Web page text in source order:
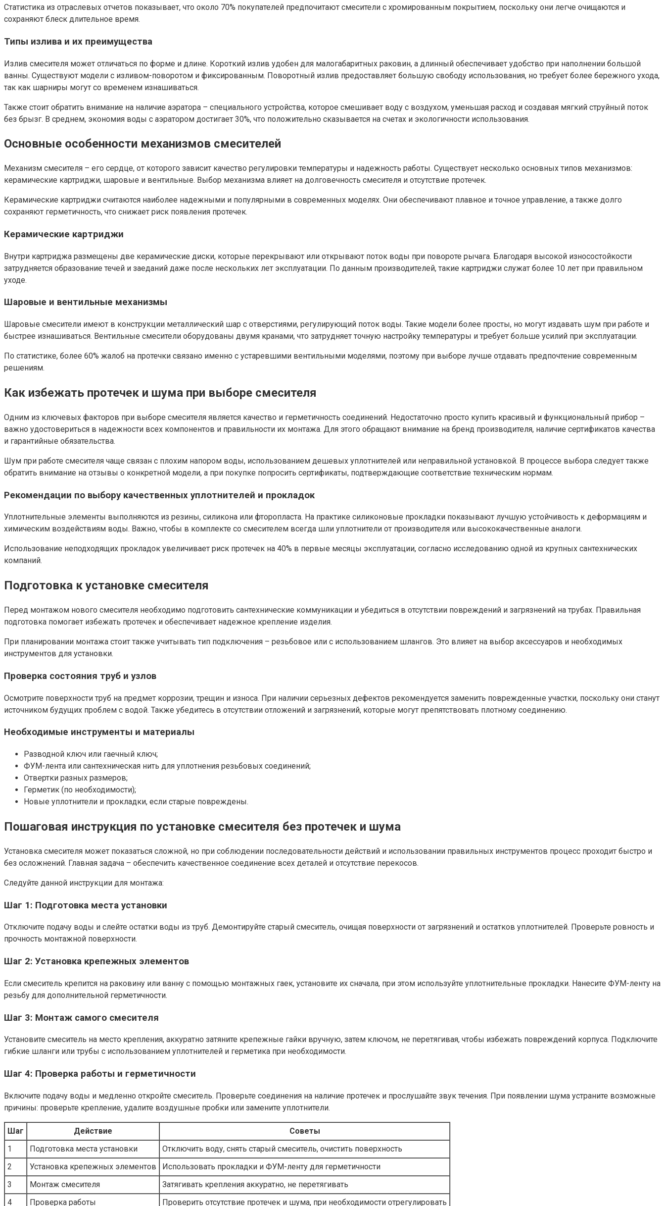
Статистика из отраслевых отчетов показывает, что около 70% покупателей предпочитают смесители с хромированным покрытием, поскольку они легче очищаются и
сохраняют блеск длительное время.
Типы излива и их преимущества
Излив смесителя может отличаться по форме и длине. Короткий излив удобен для малогабаритных раковин, а длинный обеспечивает удобство при наполнении большой
ванны. Существуют модели с изливом-поворотом и фиксированным. Поворотный излив предоставляет большую свободу использования, но требует более бережного ухода,
так как шарниры могут со временем изнашиваться.
Также стоит обратить внимание на наличие аэратора – специального устройства, которое смешивает воду с воздухом, уменьшая расход и создавая мягкий струйный поток
без брызг. В среднем, экономия воды с аэратором достигает 30%, что положительно сказывается на счетах и экологичности использования.
Основные особенности механизмов смесителей
Механизм смесителя – его сердце, от которого зависит качество регулировки температуры и надежность работы. Существует несколько основных типов механизмов:
керамические картриджи, шаровые и вентильные. Выбор механизма влияет на долговечность смесителя и отсутствие протечек.
Керамические картриджи считаются наиболее надежными и популярными в современных моделях. Они обеспечивают плавное и точное управление, а также долго
сохраняют герметичность, что снижает риск появления протечек.
Керамические картриджи
Внутри картриджа размещены две керамические диски, которые перекрывают или открывают поток воды при повороте рычага. Благодаря высокой износостойкости
затрудняется образование течей и заеданий даже после нескольких лет эксплуатации. По данным производителей, такие картриджи служат более 10 лет при правильном
уходе.
Шаровые и вентильные механизмы
Шаровые смесители имеют в конструкции металлический шар с отверстиями, регулирующий поток воды. Такие модели более просты, но могут издавать шум при работе и
быстрее изнашиваться. Вентильные смесители оборудованы двумя кранами, что затрудняет точную настройку температуры и требует больше усилий при эксплуатации.
По статистике, более 60% жалоб на протечки связано именно с устаревшими вентильными моделями, поэтому при выборе лучше отдавать предпочтение современным
решениям.
Как избежать протечек и шума при выборе смесителя
Одним из ключевых факторов при выборе смесителя является качество и герметичность соединений. Недостаточно просто купить красивый и функциональный прибор –
важно удостовериться в надежности всех компонентов и правильности их монтажа. Для этого обращают внимание на бренд производителя, наличие сертификатов качества
и гарантийные обязательства.
Шум при работе смесителя чаще связан с плохим напором воды, использованием дешевых уплотнителей или неправильной установкой. В процессе выбора следует также
обратить внимание на отзывы о конкретной модели, а при покупке попросить сертификаты, подтверждающие соответствие техническим нормам.
Рекомендации по выбору качественных уплотнителей и прокладок
Уплотнительные элементы выполняются из резины, силикона или фторопласта. На практике силиконовые прокладки показывают лучшую устойчивость к деформациям и
химическим воздействиям воды. Важно, чтобы в комплекте со смесителем всегда шли уплотнители от производителя или высококачественные аналоги.
Использование неподходящих прокладок увеличивает риск протечек на 40% в первые месяцы эксплуатации, согласно исследованию одной из крупных сантехнических
компаний.
Подготовка к установке смесителя
Перед монтажом нового смесителя необходимо подготовить сантехнические коммуникации и убедиться в отсутствии повреждений и загрязнений на трубах. Правильная
подготовка помогает избежать протечек и обеспечивает надежное крепление изделия.
При планировании монтажа стоит также учитывать тип подключения – резьбовое или с использованием шлангов. Это влияет на выбор аксессуаров и необходимых
инструментов для установки.
Проверка состояния труб и узлов
Осмотрите поверхности труб на предмет коррозии, трещин и износа. При наличии серьезных дефектов рекомендуется заменить поврежденные участки, поскольку они станут
источником будущих проблем с водой. Также убедитесь в отсутствии отложений и загрязнений, которые могут препятствовать плотному соединению.
Необходимые инструменты и материалы
Разводной ключ или гаечный ключ;
ФУМ-лента или сантехническая нить для уплотнения резьбовых соединений;
Отвертки разных размеров;
Герметик (по необходимости);
Новые уплотнители и прокладки, если старые повреждены.
Пошаговая инструкция по установке смесителя без протечек и шума
Установка смесителя может показаться сложной, но при соблюдении последовательности действий и использовании правильных инструментов процесс проходит быстро и
без осложнений. Главная задача – обеспечить качественное соединение всех деталей и отсутствие перекосов.
Следуйте данной инструкции для монтажа:
Шаг 1: Подготовка места установки
Отключите подачу воды и слейте остатки воды из труб. Демонтируйте старый смеситель, очищая поверхности от загрязнений и остатков уплотнителей. Проверьте ровность и
прочность монтажной поверхности.
Шаг 2: Установка крепежных элементов
Если смеситель крепится на раковину или ванну с помощью монтажных гаек, установите их сначала, при этом используйте уплотнительные прокладки. Нанесите ФУМ-ленту на
резьбу для дополнительной герметичности.
Шаг 3: Монтаж самого смесителя
Установите смеситель на место крепления, аккуратно затяните крепежные гайки вручную, затем ключом, не перетягивая, чтобы избежать повреждений корпуса. Подключите
гибкие шланги или трубы с использованием уплотнителей и герметика при необходимости.
Шаг 4: Проверка работы и герметичности
Включите подачу воды и медленно откройте смеситель. Проверьте соединения на наличие протечек и прослушайте звук течения. При появлении шума устраните возможные
причины: проверьте крепление, удалите воздушные пробки или замените уплотнители.
Шаг Действие
Советы
1
Подготовка места установки
Отключить воду, снять старый смеситель, очистить поверхность
2
Установка крепежных элементов
Использовать прокладки и ФУМ-ленту для герметичности
3
Монтаж смесителя
Затягивать крепления аккуратно, не перетягивать
4
Проверка работы Проверить отсутствие протечек и шума, при необходимости отрегулировать